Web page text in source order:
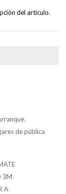
del artículo.
de pública
3M
A